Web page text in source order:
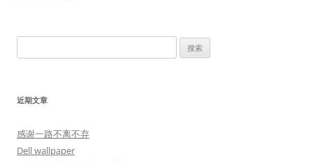
索：
近期文章
感谢一路不离不弃
Dell wallpaper